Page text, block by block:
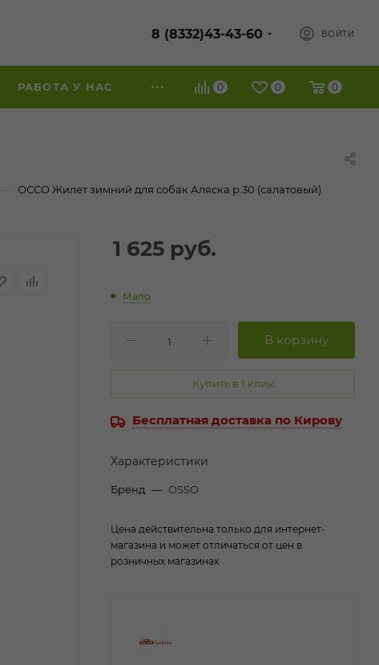
8 (8332)43-43-60 ВОЙТИ
0 0 0
РАБОТА У НАС
ОССО Жилет зимний для собак Аляска р.30 (салатовый)
1 625 руб.
Мало
Купить в 1 клик
Бесплатная доставка по Кирову
Характеристики
Бренд — OSSO
Цена действительна только для интернет-
магазина и может отличаться от цен в
розничных магазинах